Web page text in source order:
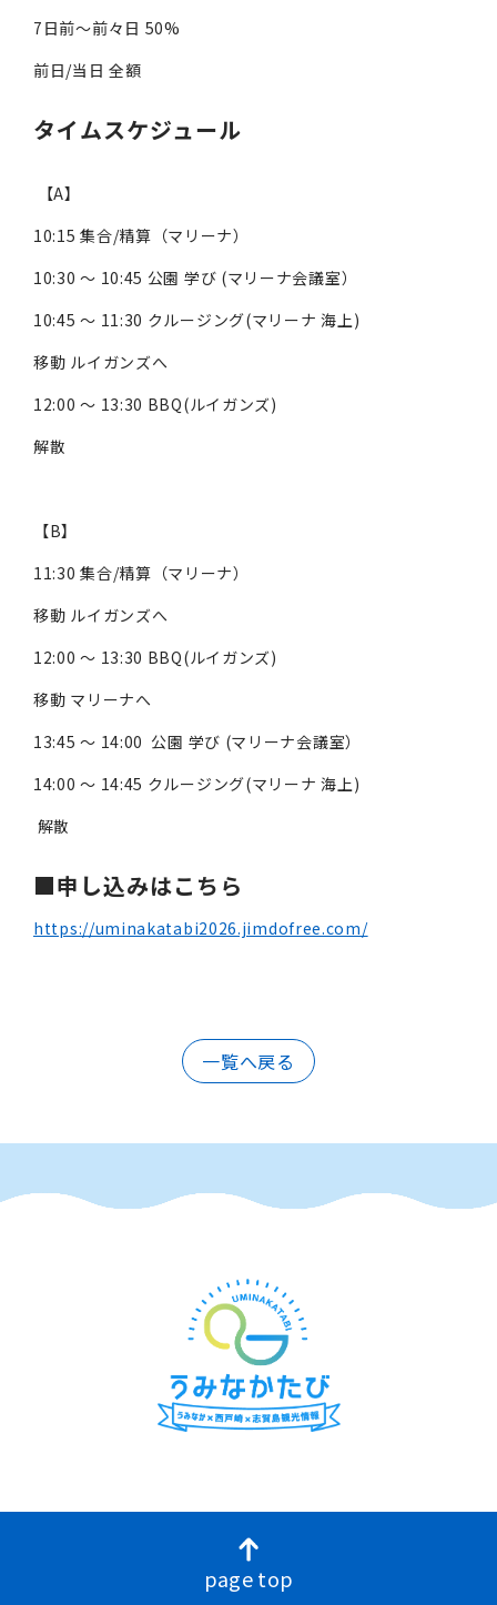
7日前～前々日 50%
前日/当日 全額
タイムスケジュール
【A】
10:15 集合/精算（マリーナ）
10:30 ～ 10:45 公園 学び (マリーナ会議室）
10:45 ～ 11:30 クルージング(マリーナ 海上)
移動 ルイガンズへ
12:00 ～ 13:30 BBQ(ルイガンズ)
解散
【B】
11:30 集合/精算（マリーナ）
移動 ルイガンズへ
12:00 ～ 13:30 BBQ(ルイガンズ)
移動 マリーナへ
13:45 ～ 14:00 公園 学び (マリーナ会議室）
14:00 ～ 14:45 クルージング(マリーナ 海上)
解散
■申し込みはこちら
https://uminakatabi2026.jimdofree.com/
一覧へ戻る
page top